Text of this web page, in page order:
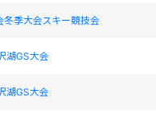
季大会スキー競技会
湖GS大会
湖GS大会